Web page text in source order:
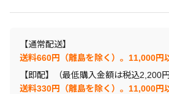
【通常配送】
送料660円（離島を除く）。11,000円
【即配】（最低購入金額は税込2,200円
送料330円（離島を除く）。11,000円